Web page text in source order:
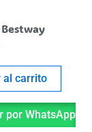
al carrito
por WhatsApp